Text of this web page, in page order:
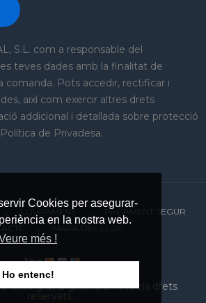
Cookies per asegurar-
en la nostra web.
més !
Ho entenc!
S.L. com a responsable del
teves dades amb la finalitat de
comanda. Pots accedir, rectificar i
així com exercir altres drets
addicional i detallada sobre protecció
de Privadesa.
LLIURAMENT
PAGAMENT SEGUR
Distrigraf Digital, S.L. Tots els drets